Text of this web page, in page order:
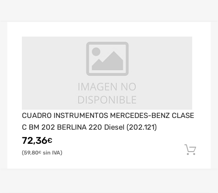
CUADRO INSTRUMENTOS MERCEDES-BENZ CLASE
C BM 202 BERLINA 220 Diesel (202.121)
72,36€
59,80€